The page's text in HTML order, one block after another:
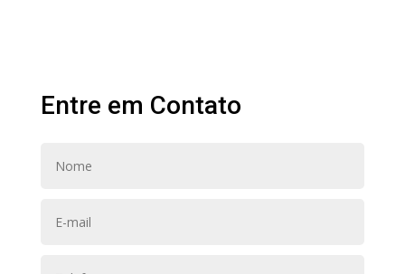
Entre em Contato